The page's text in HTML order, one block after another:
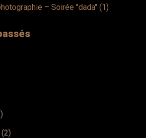
– Soirée "dada" (1)
(2)